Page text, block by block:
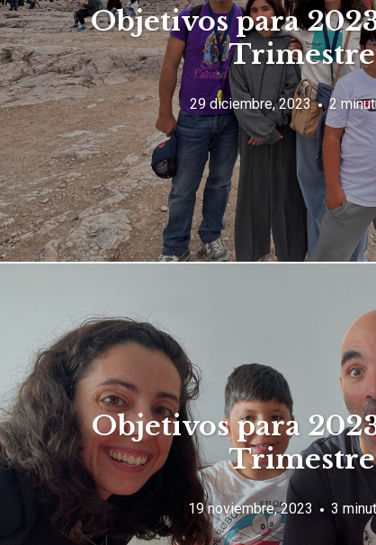
Objetivos para
Trimestre
29 diciembre, 2023 2
Objetivos para
Trimestre
19 noviembre, 2023 3